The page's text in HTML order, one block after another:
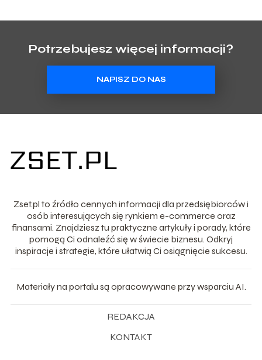
Potrzebujesz więcej informacji?
NAPISZ DO NAS
Zset.pl to źródło cennych informacji dla przedsiębiorców i
osób interesujących się rynkiem e-commerce oraz
finansami. Znajdziesz tu praktyczne artykuły i porady, które
pomogą Ci odnaleźć się w świecie biznesu. Odkryj
inspiracje i strategie, które ułatwią Ci osiągnięcie sukcesu.
Materiały na portalu są opracowywane przy wsparciu AI.
REDAKCJA
KONTAKT